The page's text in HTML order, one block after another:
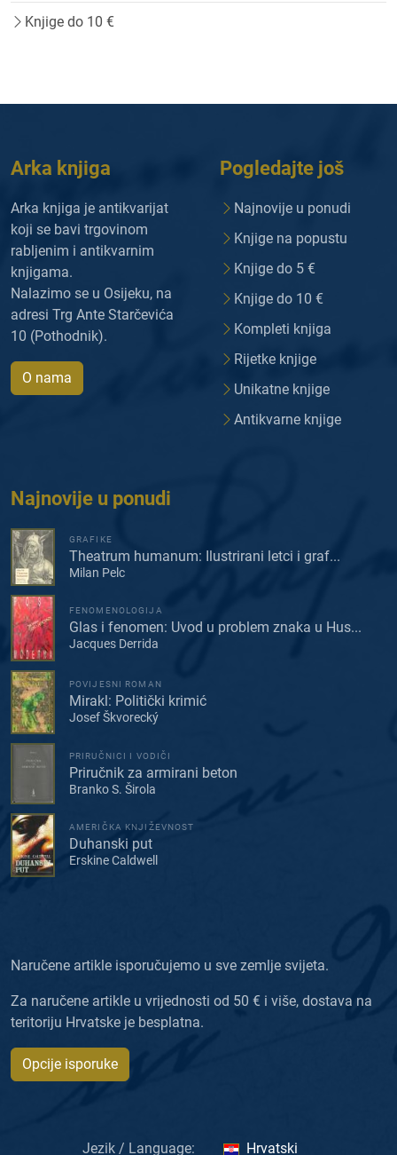
Knjige do 10 €
Arka knjiga
Arka knjiga je antikvarijat
koji se bavi trgovinom
rabljenim i antikvarnim
knjigama.
Nalazimo se u Osijeku, na
adresi Trg Ante Starčevića
10 (Pothodnik).
O nama
Pogledajte još
Najnovije u ponudi
Knjige na popustu
Knjige do 5 €
Knjige do 10 €
Kompleti knjiga
Rijetke knjige
Unikatne knjige
Antikvarne knjige
Najnovije u ponudi
GRAFIKE
Theatrum humanum: Ilustrirani letci i graf...
Milan Pelc
FENOMENOLOGIJA
Glas i fenomen: Uvod u problem znaka u Hus...
Jacques Derrida
POVIJESNI ROMAN
Mirakl: Politički krimić
Josef Škvorecký
PRIRUČNICI I VODIČI
Priručnik za armirani beton
Branko S. Širola
AMERIČKA KNJIŽEVNOST
Duhanski put
Erskine Caldwell
Naručene artikle isporučujemo u sve zemlje svijeta.
Za naručene artikle u vrijednosti od 50 € i više, dostava na
teritoriju Hrvatske je besplatna.
Opcije isporuke
Jezik / Language: Hrvatski